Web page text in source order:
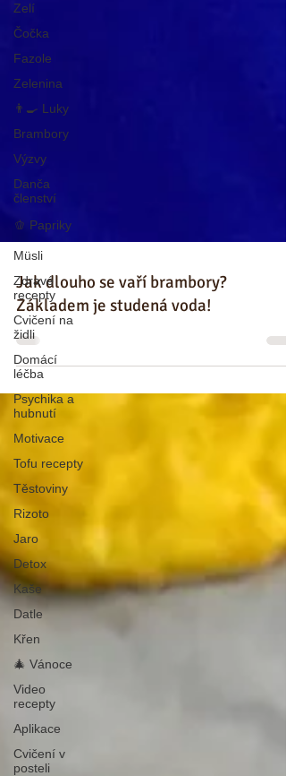
Zelí
Čočka
Fazole
Zelenina
👨‍🍳 Luky
Brambory
Výzvy
Danča
členství
🫑 Papriky
Müsli
Zdravé
recepty
Cvičení na
židli
Domácí
léčba
Psychika a
hubnutí
Motivace
Tofu recepty
Těstoviny
Rizoto
Jaro
Detox
Kaše
Datle
Křen
🎄 Vánoce
Video
recepty
Aplikace
Cvičení v
posteli
Jak dlouho se vaří brambory?
Základem je studená voda!